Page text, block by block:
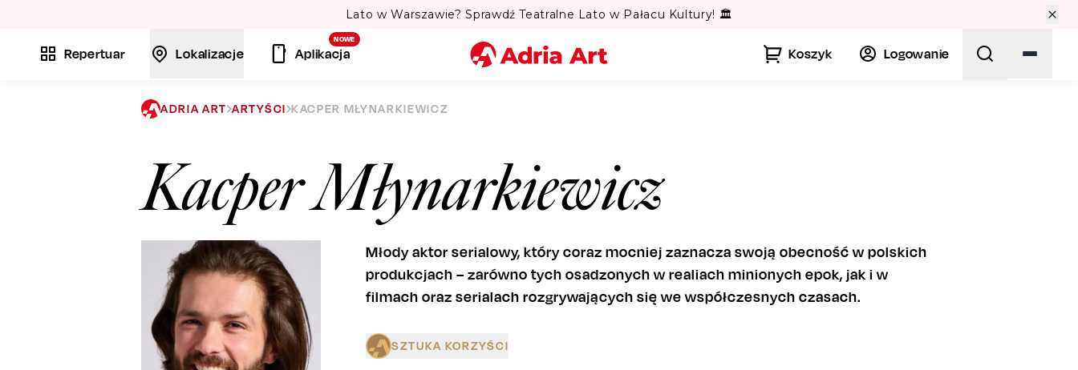
Lato w Warszawie? Sprawdź Teatralne Lato w Pałacu Kultury! 🏛️
Repertuar Lokalizacje
NOWE
Aplikacja Koszyk Logowanie
Szukaj
ADRIA ART ARTYŚCI KACPER MŁYNARKIEWICZ
Kacper Młynarkiewicz
Młody aktor serialowy, który coraz mocniej zaznacza swoją obecność w polskich
produkcjach – zarówno tych osadzonych w realiach minionych epok, jak i w
filmach oraz serialach rozgrywających się we współczesnych czasach.
SZTUKA KORZYŚCI